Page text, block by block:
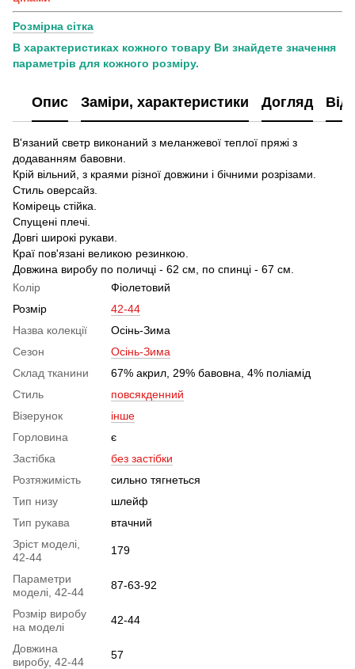
Розмірна сітка
В характеристиках кожного товару Ви знайдете значення
параметрів для кожного розміру.
Опис Заміри, характеристики Догляд
В'язаний светр виконаний з меланжевої теплої пряжі з
додаванням бавовни.
Крій вільний, з краями різної довжини і бічними розрізами.
Стиль оверсайз.
Комірець стійка.
Спущені плечі.
Довгі широкі рукави.
Краї пов'язані великою резинкою.
Довжина виробу по поличці - 62 см, по спинці - 67 см.
Колір
Фіолетовий
Розмір
42-44
Назва колекції
Осінь-Зима
Сезон
Осінь-Зима
Склад тканини
67% акрил, 29% бавовна, 4% поліамід
Стиль
повсякденний
Візерунок
інше
Горловина
є
Застібка
без застібки
Розтяжимість
сильно тягнеться
Тип низу
шлейф
Тип рукава
втачний
Зріст моделі,
42-44
179
Параметри
моделі, 42-44
87-63-92
Розмір виробу
на моделі
42-44
Довжина
виробу, 42-44
57